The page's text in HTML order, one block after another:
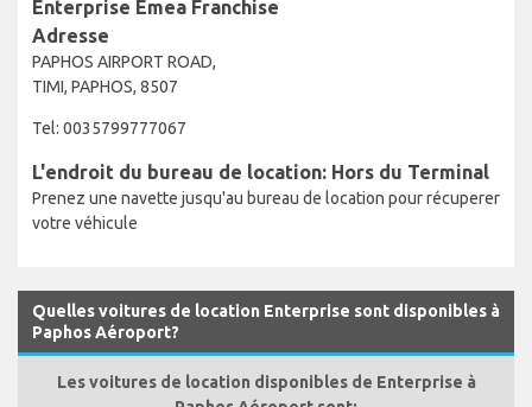
Enterprise Emea Franchise
Adresse
PAPHOS AIRPORT ROAD,
TIMI, PAPHOS, 8507
Tel: 0035799777067
L'endroit du bureau de location: Hors du Terminal
Prenez une navette jusqu'au bureau de location pour récuperer
votre véhicule
Quelles voitures de location Enterprise sont disponibles à
Paphos Aéroport?
Les voitures de location disponibles de Enterprise à